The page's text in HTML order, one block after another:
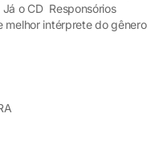
o CD Responsórios
melhor intérprete do gênero